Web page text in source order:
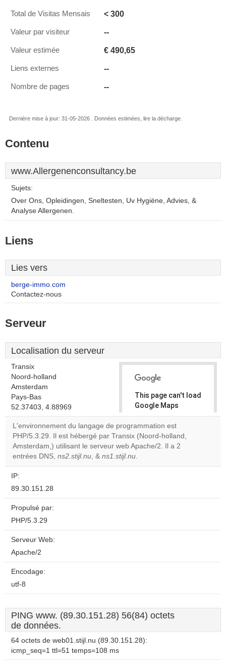
Total de Visitas Mensais < 300
Valeur par visiteur --
Valeur estimée € 490,65
Liens externes --
Nombre de pages --
Dernière mise à jour: 31-05-2026 . Données estimées, lire la décharge.
Contenu
www.Allergenenconsultancy.be
Sujets:
Over Ons, Opleidingen, Sneltesten, Uv Hygiëne, Advies, &
Analyse Allergenen.
Liens
Lies vers
berge-immo.com
Contactez-nous
Serveur
Localisation du serveur
Transix
Noord-holland
Amsterdam
Pays-Bas
52.37403, 4.88969
This page can't load
Google Maps
correctly.
Do you
own this
L'environnement du langage de programmation est
PHP/5.3.29. Il est hébergé par Transix (Noord-holland,
Amsterdam,) utilisant le serveur web Apache/2. Il a 2
entrées DNS, ns2.stijl.nu, & ns1.stijl.nu.
IP:
89.30.151.28
Propulsé par:
PHP/5.3.29
Serveur Web:
Apache/2
Encodage:
utf-8
PING www. (89.30.151.28) 56(84) octets
de données.
64 octets de web01.stijl.nu (89.30.151.28):
icmp_seq=1 ttl=51 temps=108 ms